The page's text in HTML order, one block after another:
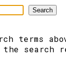
terms
search